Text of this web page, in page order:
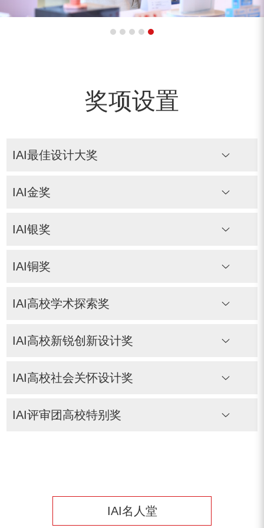
奖项设置
IAI最佳设计大奖
IAI金奖
IAI银奖
IAI铜奖
IAI高校学术探索奖
IAI高校新锐创新设计奖
IAI高校社会关怀设计奖
IAI评审团高校特别奖
IAI名人堂